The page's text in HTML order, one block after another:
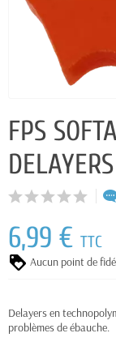
FPS
6,99 € TTC
Aucun point de
Delayers en
problèmes de ébauche.